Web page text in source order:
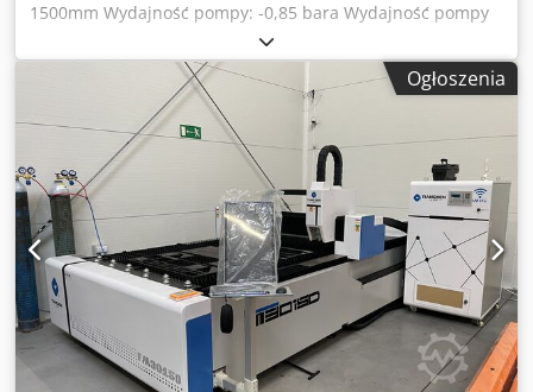
1500mm Wydajność pompy: -0,85 bara Wydajność pompy
próżniowej: 40 m³/h Csdpfx Anoipv Nrs Terf Pompa
próżniowa: Becker Poziom hałasu: poniżej 70 dB zbiornik
magazynowy: 100l Długość maszyny: 3100 mm Szerokość
maszyny: 1650 mm Szerokość maszyny po złożeniu: 850mm
Waga: 425 kg
Ogłoszenia